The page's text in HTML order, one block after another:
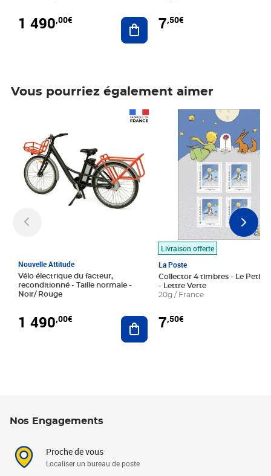
1 490,00€ Ajouter au panier
7,50€
Vous pourriez également aimer
Nouvelle Attitude
Vélo électrique du facteur,
reconditionné - Taille normale -
Noir/ Rouge
1 490,00€ Ajouter au panier
Livraison offerte
La Poste
Collector 4 timbres - Le Petit
- Lettre Verte
20g / France
7,50€
Prix 7,50€
Nos Engagements
Proche de vous
Localiser un bureau de poste